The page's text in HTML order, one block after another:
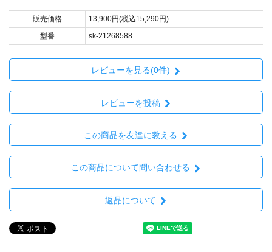
販売価格
13,900円(税込15,290円)
型番
sk-21268588
レビューを見る(0件)
レビューを投稿
この商品を友達に教える
この商品について問い合わせる
返品について